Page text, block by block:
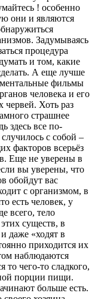
! особенно
они и являются
Задумываясь
процедура
и том, какие
А еще лучше
фильмы
человека и его
червей. Хоть раз
страшнее
здесь все по-
с собой –
факторов всерьёз
Еще не уверены в
вы уверены, что
обойдут вас
с организмом, в
есть человек, у
всего, тело
существ, в
даже «ходят в
приходится их
наблюдаются
то чего-то сладкого,
порции пищи.
больше есть.